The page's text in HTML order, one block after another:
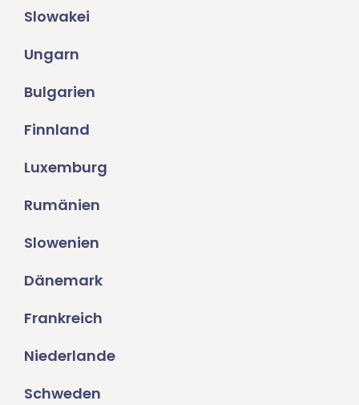
Slowakei
Ungarn
Bulgarien
Finnland
Luxemburg
Rumänien
Slowenien
Dänemark
Frankreich
Niederlande
Schweden